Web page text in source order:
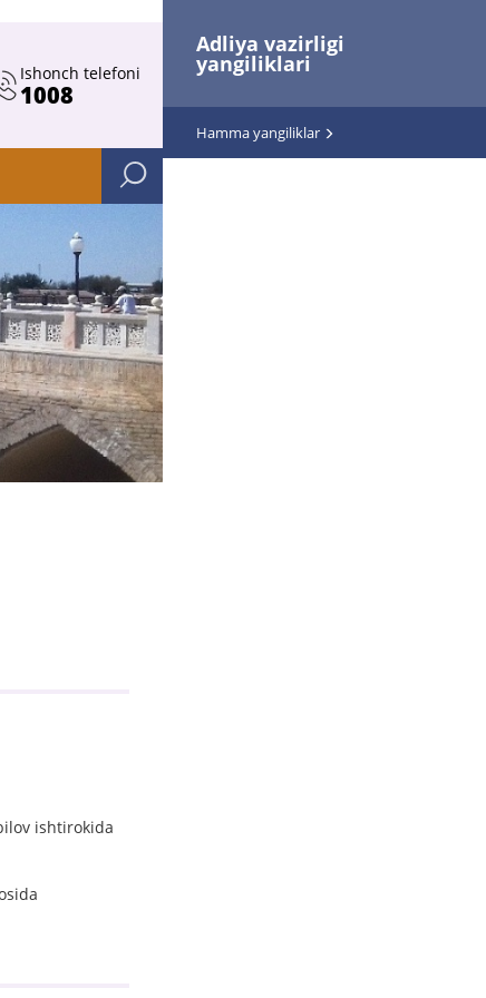
Adliya vazirligi
yangiliklari
Hamma yangiliklar
Ishonch telefoni
1008
ishtirokida